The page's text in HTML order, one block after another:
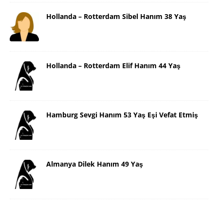
Hollanda – Rotterdam Sibel Hanım 38 Yaş
Hollanda – Rotterdam Elif Hanım 44 Yaş
Hamburg Sevgi Hanım 53 Yaş Eşi Vefat Etmiş
Almanya Dilek Hanım 49 Yaş